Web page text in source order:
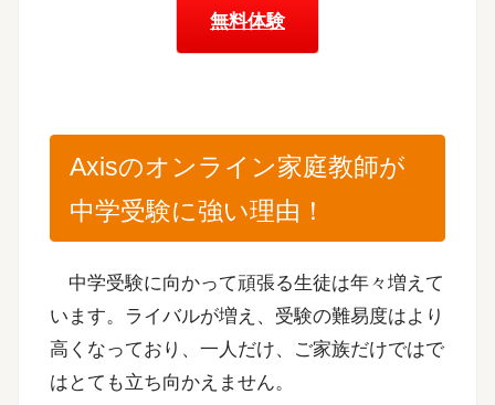
無料体験
Axisのオンライン家庭教師が
中学受験に強い理由！
中学受験に向かって頑張る生徒は年々増えて
います。ライバルが増え、受験の難易度はより
高くなっており、一人だけ、ご家族だけではで
はとても立ち向かえません。